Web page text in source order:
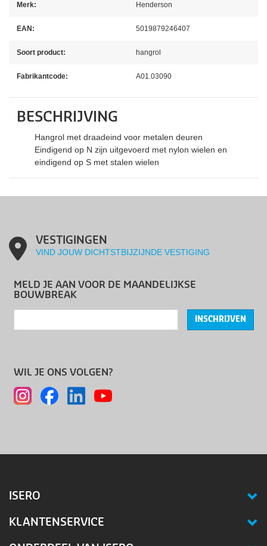
Merk: Henderson
EAN: 5019879246407
Soort product: hangrol
Fabrikantcode: A01.03090
BESCHRIJVING
Hangrol met draadeind voor metalen deuren
Eindigend op N zijn uitgevoerd met nylon wielen en
eindigend op S met stalen wielen
VESTIGINGEN
VIND JOUW DICHTSTBIJZIJNDE VESTIGING
MELD JE AAN VOOR DE MAANDELIJKSE
BOUWBREAK
INSCHRIJVEN
WIL JE ONS VOLGEN?
ISERO
KLANTENSERVICE